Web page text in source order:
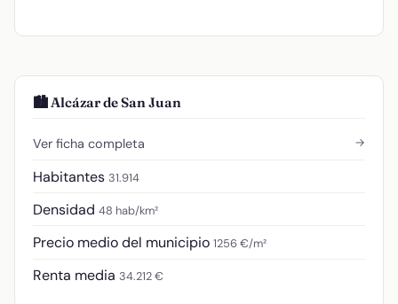
🏙️ Alcázar de San Juan
Ver ficha completa →
Habitantes 31.914
Densidad 48 hab/km²
Precio medio del municipio 1256 €/m²
Renta media 34.212 €